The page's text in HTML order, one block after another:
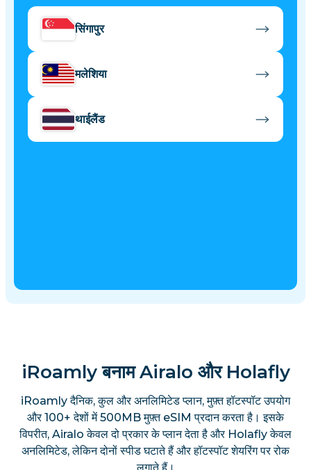
सिंगापुर
मलेशिया
थाईलैंड
iRoamly बनाम Airalo और Holafly
iRoamly दैनिक, कुल और अनलिमिटेड प्लान, मुफ़्त हॉटस्पॉट उपयोग
और 100+ देशों में 500MB मुफ़्त eSIM प्रदान करता है। इसके
विपरीत, Airalo केवल दो प्रकार के प्लान देता है और Holafly केवल
अनलिमिटेड, लेकिन दोनों स्पीड घटाते हैं और हॉटस्पॉट शेयरिंग पर रोक